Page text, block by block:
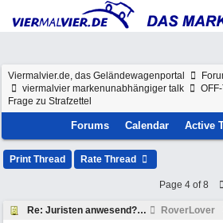
Viermalvier.de, das Geländewagenportal
viermalvier markenunabhängiger talk
Frage zu Strafzettel
Forums Calendar Active
Print Thread Rate Thread
Page 4 of 8
Re: Juristen anwesend? Frage zu Strafzettel RoverLover